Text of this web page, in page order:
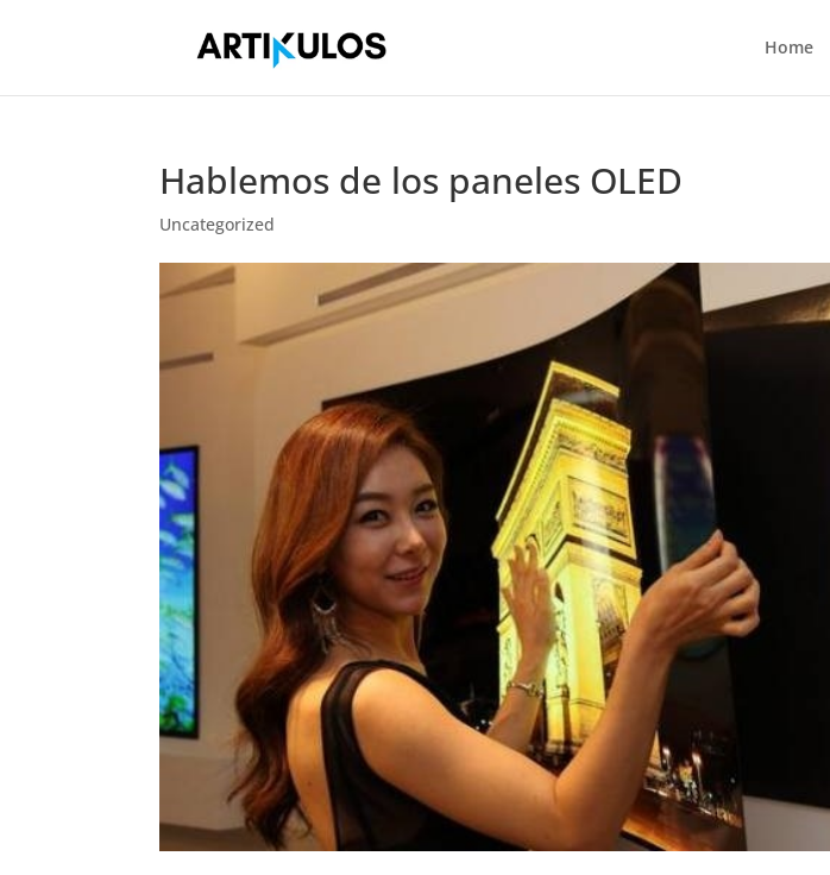
Home
Hablemos de los paneles OLED
Uncategorized